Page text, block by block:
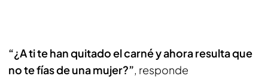
“¿A ti te han quitado el carné y ahora resulta que
no te fías de una mujer?”, responde